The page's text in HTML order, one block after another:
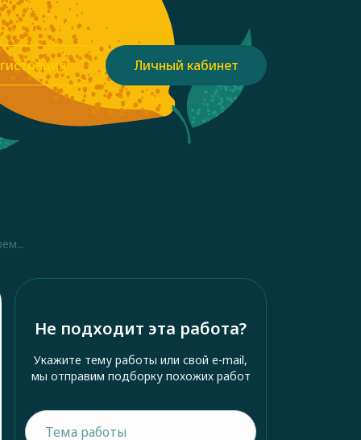
Личный кабинет
Не подходит эта работа?
Укажите тему работы или свой e-mail,
мы отправим подборку похожих работ